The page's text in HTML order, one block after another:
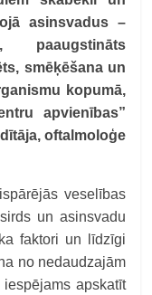
asinsvadus –
paaugstināts
smēķēšana un
kopumā,
apvienības”
oftalmoloģe
veselības
un asinsvadu
faktori un līdzīgi
no nedaudzajām
apskatīt